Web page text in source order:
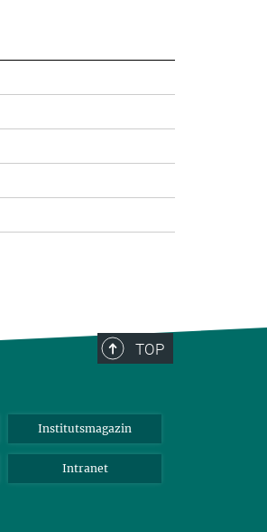
TOP
Institutsmagazin
Intranet